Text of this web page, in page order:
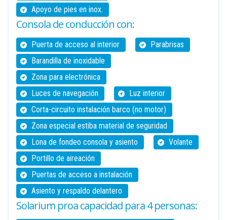
Apoyo de pies en inox.
Consola de conducción con:
Puerta de acceso al interior
Parabrisas
Barandilla de inoxidable
Zona para electrónica
Luces de navegación
Luz interior
Corta-circuito instalación barco (no motor)
Zona especial estiba material de seguridad
Lona de fondeo consola y asiento
Volante
Portillo de aireación
Puertas de acceso a instalación
Asiento y respaldo delantero
Solarium proa capacidad para 4 personas: